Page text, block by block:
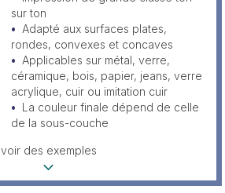
sur ton
Adapté aux surfaces plates,
rondes, convexes et concaves
Applicables sur métal, verre,
céramique, bois, papier, jeans, verre
acrylique, cuir ou imitation cuir
La couleur finale dépend de celle
de la sous-couche
voir des exemples